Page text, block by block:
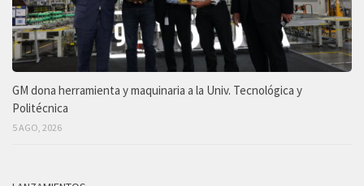
GM dona herramienta y maquinaria a la Univ. Tecnológica y
Politécnica
5 AGO, 2026